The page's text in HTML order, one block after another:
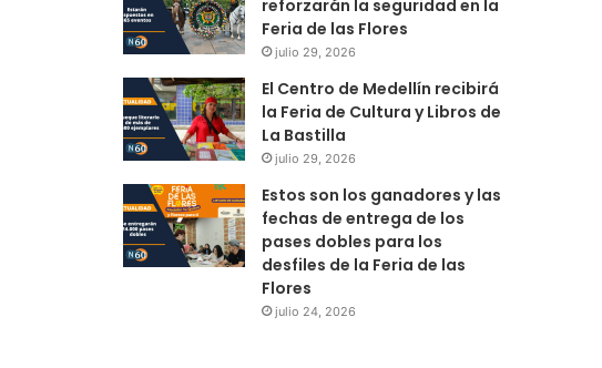
reforzarán la seguridad en la
Feria de las Flores
julio 29, 2026
El Centro de Medellín recibirá
la Feria de Cultura y Libros de
La Bastilla
julio 29, 2026
Estos son los ganadores y las
fechas de entrega de los
pases dobles para los
desfiles de la Feria de las
Flores
julio 24, 2026